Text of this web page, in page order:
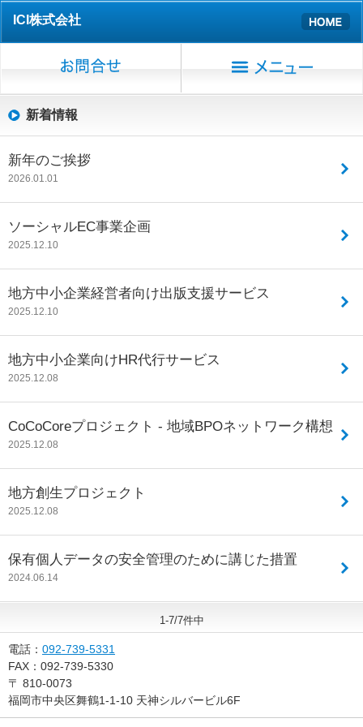
ICI株式会社
新着情報
新年のご挨拶
2026.01.01
ソーシャルEC事業企画
2025.12.10
地方中小企業経営者向け出版支援サービス
2025.12.10
地方中小企業向けHR代行サービス
2025.12.08
CoCoCoreプロジェクト - 地域BPOネットワーク構想
2025.12.08
地方創生プロジェクト
2025.12.08
保有個人データの安全管理のために講じた措置
2024.06.14
1-7/7件中
電話： 092-739-5331
FAX： 092-739-5330
〒 810-0073
福岡市中央区舞鶴1-1-10 天神シルバービル6F